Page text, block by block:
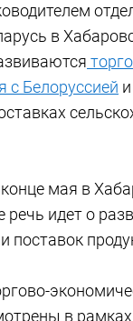
в
с Белоруссией
мая в
идет о
поставок
в